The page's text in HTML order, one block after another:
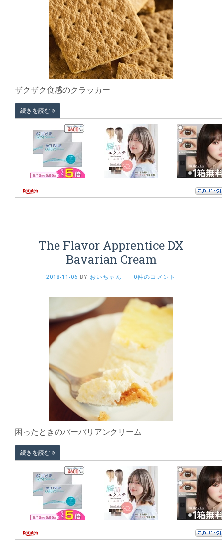
ザクザク食感のクラッカー
続きを読む
The Flavor Apprentice DX
Bavarian Cream
2018-11-06 BY おいちゃん · 0件のコメント
困ったときのバーバリアンクリーム
続きを読む